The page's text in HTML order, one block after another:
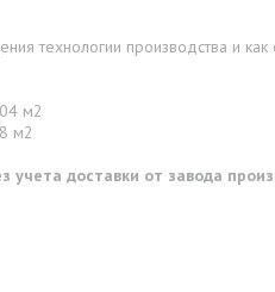
технологии производства и как
м2
м2
учета доставки от завода